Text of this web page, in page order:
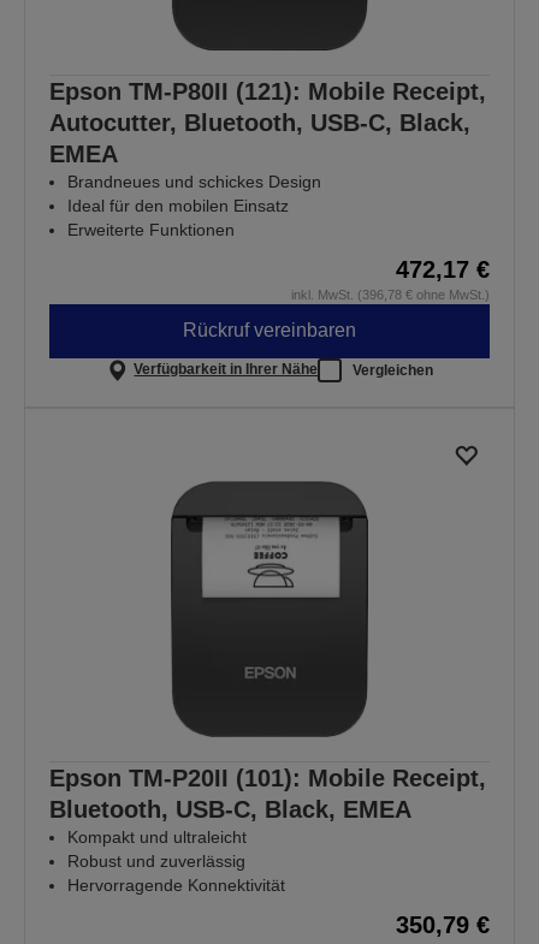
Epson TM-P80II (121): Mobile Receipt,
Autocutter, Bluetooth, USB-C, Black,
EMEA
Brandneues und schickes Design
Ideal für den mobilen Einsatz
Erweiterte Funktionen
472,17 €
inkl. MwSt. (396,78 € ohne MwSt.)
Rückruf vereinbaren
Verfügbarkeit in Ihrer Nähe Vergleichen
Epson TM-P20II (101): Mobile Receipt,
Bluetooth, USB-C, Black, EMEA
Kompakt und ultraleicht
Robust und zuverlässig
Hervorragende Konnektivität
350,79 €